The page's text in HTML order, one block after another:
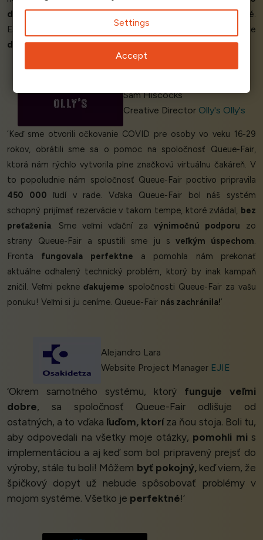
deň
a
. Úžasné. Krásne veci. Zlaté.
Ešte raz ďakujem; znamená to pre mňa veľa. Dnes
mi bude
dobre spať.Legendárne.’
Sam Hiscocks
Creative Director Olly's Olly's
‘Keď sme otvorili očkovanie COVID pre osoby vo veku 16-29
rokov, obrátili sme sa o pomoc na spoločnosť Queue-Fair,
ktorá nám rýchlo vytvorila plne značkovú virtuálnu čakáreň. V
to popoludnie nám spoločnosť Queue-Fair poctivo pripravila
450 000 ľudí v rade. Vďaka Queue-Fair bol náš systém
schopný prijímať rezervácie v takom tempe, ktoré zvládal, bez
preťaženia. Sme veľmi vďační za výnimočnú podporu zo
strany Queue-Fair a spustili sme ju sveľkým úspechom.
Fronta fungovala perfektne a pomohla nám prekonať
aktuálne odhalený technický problém, ktorý by inak kampaň
zničil. Veľmi pekneďakujeme spoločnosti Queue-Fair za vašu
ponuku! Veľmi si ju ceníme. Queue-Fair nás zachránila!’
Alejandro Lara
Website Project Manager EJIE
‘Okrem samotného systému, ktorý funguje veľmi
dobre, sa spoločnosť Queue-Fair odlišuje od
ostatných, a to vďaka ľuďom, ktoríza ňou stoja. Boli tu,
aby odpovedali na všetky moje otázky, pomohli mi s
implementáciou a aj keď som bol pripravený prejsť do
výroby, stále tu boli! Môžem byť pokojný,keď viem, že
špičkový dopyt už nebude spôsobovať problémy v
mojom systéme. Všetko je perfektné!’
Settings
Accept